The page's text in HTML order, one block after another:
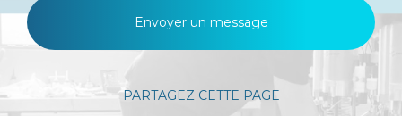
Envoyer un message
PARTAGEZ CETTE PAGE